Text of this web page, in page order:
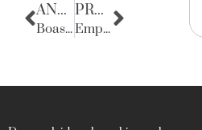
ANTERIOR
Boas Maneiras
PRÓXIMA
Empresas & Negócios